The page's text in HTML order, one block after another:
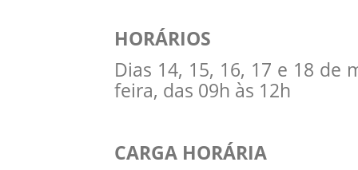
HORÁRIOS
Dias 14, 15, 16, 17 e 18 de
feira, das 09h às 12h
CARGA HORÁRIA